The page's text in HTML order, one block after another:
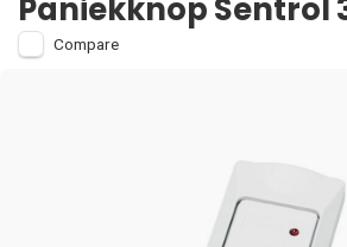
Paniekknop Sentrol
Compare